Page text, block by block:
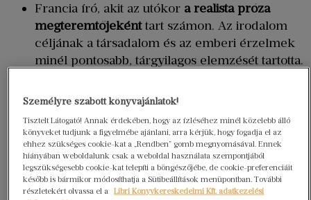
Francia író, akit az utókor a realista próza
megteremtőjekénttart számon. Az irodalom
céljának a társadalom és az emberi érzelmek
minél pontosabb, tárgyilagos elemzését tartotta.
kicsapongásaimiatt rengeteg tartozása
napi 16 órát dolgozott, ennek köszönhetően
1829 és 1847 között – 18 év alatt – több mint 80
regényt és elbeszélést írt.
Nem volt vonzó férfi, a nők mégisrajongtak
Személyre szabott könyvajánlatok!
Tisztelt Látogató! Annak érdekében, hogy az ízléséhez minél közelebb álló
könyveket tudjunk a figyelmébe ajánlani, arra kérjük, hogy fogadja el az
ehhez szükséges cookie-kat a „Rendben” gomb megnyomásával. Ennek
hiányában weboldalunk csak a weboldal használata szempontjából
legszükségesebb cookie-kat telepíti a böngészőjébe, de cookie-preferenciáit
később is bármikor módosíthatja a Sütibeállítások menüpontban. További
részletekért olvassa el a
Libri Könyvkereskedelmi Kft. adatkezelési